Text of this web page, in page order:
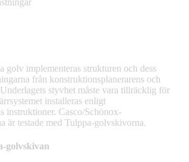
golv implementeras strukturen och dess
från konstruktionsplanerarens och
styvhet måste vara tillräcklig för
installeras enligt
instruktioner. Casco/Schönox-
är testade med Tulppa-golvskivorna.
golvskivan